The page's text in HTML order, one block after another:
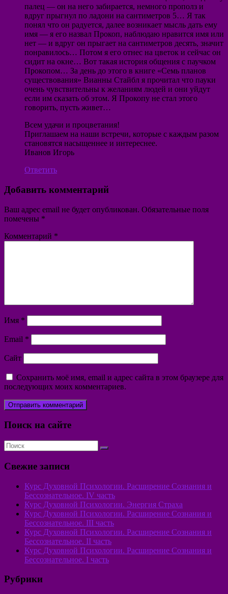
палец — он на него забирается, немного прополз и
вдруг прыгнул по ладони на сантиметров 5… Я так
понял что он радуется, далее возникает мысль дать ему
имя — я его назвал Прокоп, наблюдаю нравится имя или
нет — и вдруг он прыгает на сантиметров десять, значит
понравилось… Потом я его отнес на цветок и сейчас он
сидит на окне… Вот такая история общения с паучком
Прокопом… За день до этого в книге «Семь планов
существования» Вианны Стайбл я прочитал что пауки
очень чувствительны к желаниям людей и они уйдут
если им сказать об этом. Я Прокопу не стал этого
говорить, пусть живет…
Всем удачи и процветания!
Приглашаем на наши встречи, которые с каждым разом
становятся насыщеннее и интереснее.
Иванов Игорь
Ответить
Добавить комментарий
Ваш адрес email не будет опубликован. Обязательные поля
помечены *
Комментарий *
Имя *
Email *
Сайт
Сохранить моё имя, email и адрес сайта в этом браузере для
последующих моих комментариев.
Поиск на сайте
Свежие записи
Курс Духовной Психологии. Расширение Сознания и
Бессознательное. IV часть
Курс Духовной Психологии. Энергия Страха
Курс Духовной Психологии. Расширение Сознания и
Бессознательное. III часть
Курс Духовной Психологии. Расширение Сознания и
Бессознательное. II часть
Курс Духовной Психологии. Расширение Сознания и
Бессознательное. I часть
Рубрики